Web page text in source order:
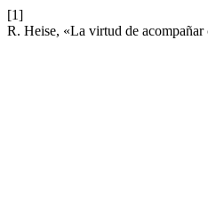
[1]
R. Heise, «La virtud de